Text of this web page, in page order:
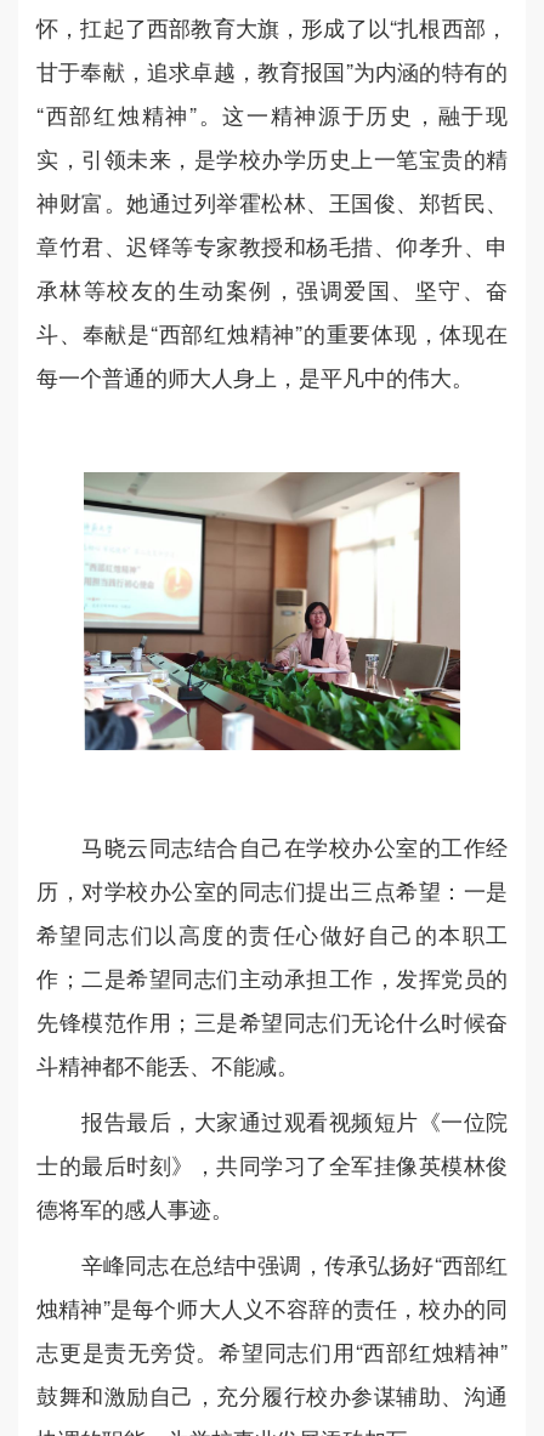
怀，扛起了西部教育大旗，形成了以“扎根西部，
甘于奉献，追求卓越，教育报国”为内涵的特有的
“西部红烛精神”。这一精神源于历史，融于现
实，引领未来，是学校办学历史上一笔宝贵的精
神财富。她通过列举霍松林、王国俊、郑哲民、
章竹君、迟铎等专家教授和杨毛措、仰孝升、申
承林等校友的生动案例，强调爱国、坚守、奋
斗、奉献是“西部红烛精神”的重要体现，体现在
每一个普通的师大人身上，是平凡中的伟大。
马晓云同志结合自己在学校办公室的工作经
历，对学校办公室的同志们提出三点希望：一是
希望同志们以高度的责任心做好自己的本职工
作；二是希望同志们主动承担工作，发挥党员的
先锋模范作用；三是希望同志们无论什么时候奋
斗精神都不能丢、不能减。
报告最后，大家通过观看视频短片《一位院
士的最后时刻》，共同学习了全军挂像英模林俊
德将军的感人事迹。
辛峰同志在总结中强调，传承弘扬好“西部红
烛精神”是每个师大人义不容辞的责任，校办的同
志更是责无旁贷。希望同志们用“西部红烛精神”
鼓舞和激励自己，充分履行校办参谋辅助、沟通